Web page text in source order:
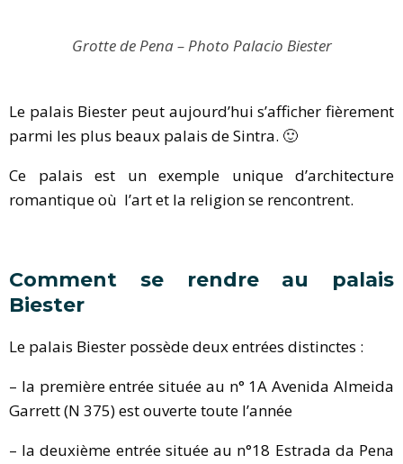
Grotte de Pena – Photo Palacio Biester
Le palais Biester peut aujourd’hui s’afficher fièrement
parmi les plus beaux palais de Sintra. 🙂
Ce palais est un exemple unique d’architecture
romantique où l’art et la religion se rencontrent.
Comment se rendre au palais
Biester
Le palais Biester possède deux entrées distinctes :
– la première entrée située au n° 1A Avenida Almeida
Garrett (N 375) est ouverte toute l’année
– la deuxième entrée située au n°18 Estrada da Pena